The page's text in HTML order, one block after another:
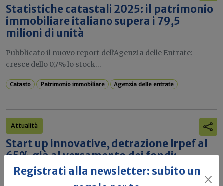
Statistiche catastali 2025: il patrimonio
immobiliare italiano supera i 79,5
milioni di unità
Pubblicato il nuovo report dell'Agenzia delle Entrate:
cresce dello 0,7% lo stock...
Catasto Patrimonio immobiliare Agenzia delle entrate
Attualità
Start up innovative, detrazione Irpef al
65% già al versamento dei fondi:
l'Agenzia chiarisce il regime dei
contratti Safe
Registrati alla newsletter: subito un